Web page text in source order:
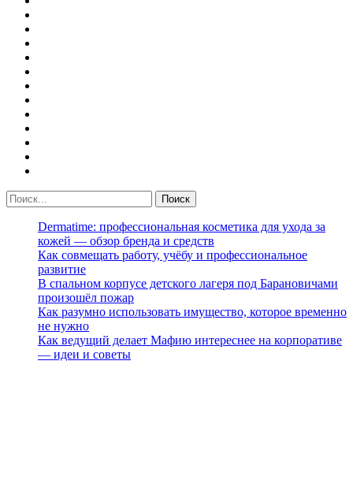
Dermatime: профессиональная косметика для ухода за
кожей — обзор бренда и средств
Как совмещать работу, учёбу и профессиональное
развитие
В спальном корпусе детского лагеря под Барановичами
произошёл пожар
Как разумно использовать имущество, которое временно
не нужно
Как ведущий делает Мафию интереснее на корпоративе
— идеи и советы